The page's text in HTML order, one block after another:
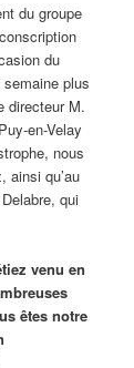
du groupe
du
plus
directeur M.
en-Velay
nous
ainsi qu’au
qui
venu en
êtes notre